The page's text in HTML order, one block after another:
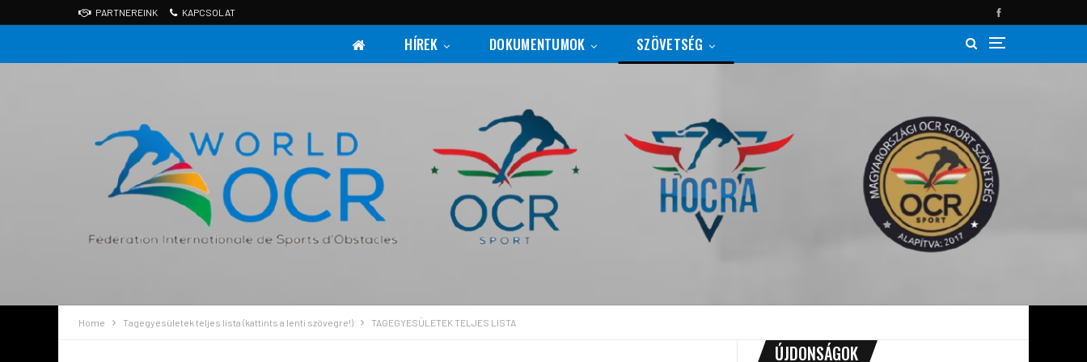
PARTNEREINK KAPCSOLAT
HÍREK DOKUMENTUMOK SZÖVETSÉG
Home Tagegyesületek teljes lista (kattints a lenti szövegre!) TAGEGYESÜLETEK TELJES LISTA
ÚJDONSÁGOK